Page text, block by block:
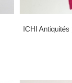
ICHI